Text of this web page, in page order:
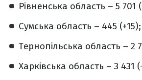
Рівненська область – 5 701
Сумська область – 445 (+15);
Тернопільська область – 2
Харківська область – 3 431